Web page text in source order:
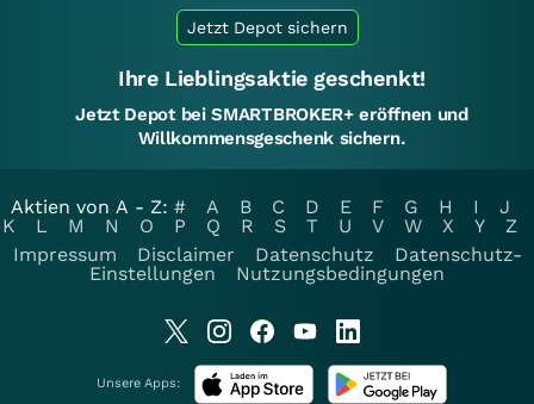
Jetzt Depot sichern
Ihre Lieblingsaktie geschenkt!
Jetzt Depot bei SMARTBROKER+ eröffnen und
Willkommensgeschenk sichern.
Aktien von A - Z: # A B C D E F G H I
J
K
L M N O P Q R S T U V W X Y
Z
Impressum
Disclaimer Datenschutz
Datenschutz-
Einstellungen
Nutzungsbedingungen
Unsere Apps: